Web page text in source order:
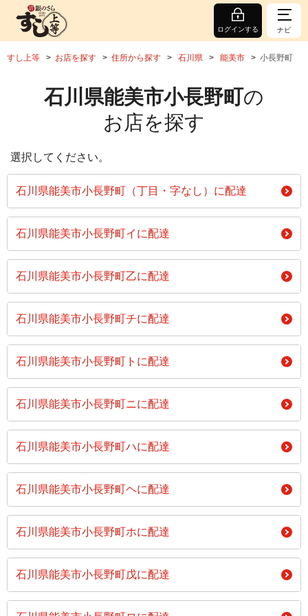
ログインする ナビ
すし上等 お店を探す 住所から探す 石川県 能美市 小長野町
石川県能美市小長野町の
お店を探す
選択してください。
石川県能美市小長野町（丁目・字なし）に配達
石川県能美市小長野町イに配達
石川県能美市小長野町乙に配達
石川県能美市小長野町チに配達
石川県能美市小長野町トに配達
石川県能美市小長野町ニに配達
石川県能美市小長野町ハに配達
石川県能美市小長野町ヘに配達
石川県能美市小長野町ホに配達
石川県能美市小長野町戊に配達